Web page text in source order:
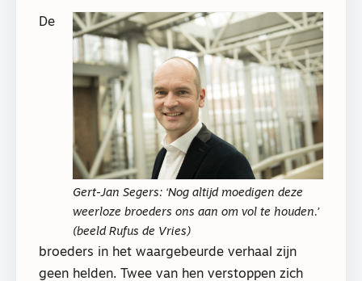
Gert-Jan Segers: ‘Nog altijd moedigen deze
weerloze broeders ons aan om vol te houden.’
(beeld Rufus de Vries)
De
broeders in het waargebeurde verhaal zijn
geen helden. Twee van hen verstoppen zich